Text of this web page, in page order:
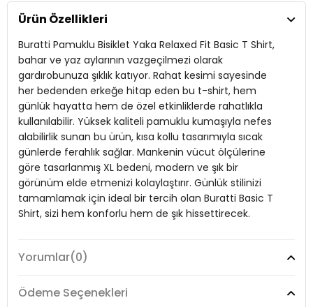
Model:T Shirt
Mevsim: İlkbahar/Yaz
Yaka Tipi: Bisiklet Yaka
Kol Tipi:Kısa Kol
Kalıp Bilgisi:Relaxed Fit
Manken Bedeni: Boy : 185 cm / Göğüs : 102 cm / Bel : 77 cm /
Basen : 97 cm / Beden : XL
Yaş Grubu:Yetişkin
Menşei:
Türkiye
3DY15902610.07
Ürün Özellikleri
Buratti Pamuklu Bisiklet Yaka Relaxed Fit Basic T Shirt,
bahar ve yaz aylarının vazgeçilmezi olarak
gardırobunuza şıklık katıyor. Rahat kesimi sayesinde
her bedenden erkeğe hitap eden bu t-shirt, hem
günlük hayatta hem de özel etkinliklerde rahatlıkla
kullanılabilir. Yüksek kaliteli pamuklu kumaşıyla nefes
alabilirlik sunan bu ürün, kısa kollu tasarımıyla sıcak
günlerde ferahlık sağlar. Mankenin vücut ölçülerine
göre tasarlanmış XL bedeni, modern ve şık bir
görünüm elde etmenizi kolaylaştırır. Günlük stilinizi
tamamlamak için ideal bir tercih olan Buratti Basic T
Shirt, sizi hem konforlu hem de şık hissettirecek.
Model:T Shirt
Mevsim:İlkbahar/Yaz
Yorumlar(0)
Ödeme Seçenekleri